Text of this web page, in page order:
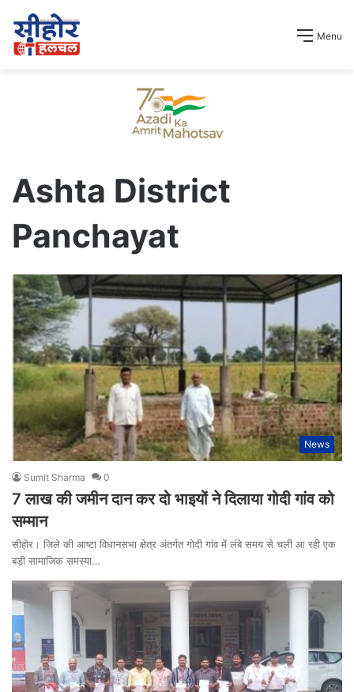
Menu
Ashta District
Panchayat
News
Sumit Sharma 0
7 लाख की जमीन दान कर दो भाइयों ने दिलाया गोदी गांव को
सम्मान
सीहोर। जिले की आष्टा विधानसभा क्षेत्र अंतर्गत गोदी गांव में लंबे समय से चली आ रही एक
बड़ी सामाजिक समस्या…